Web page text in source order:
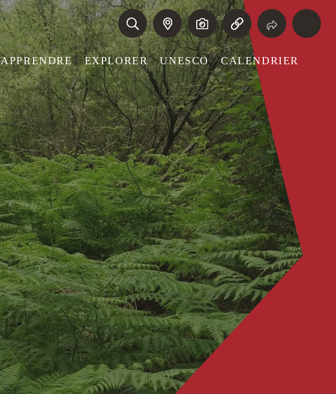
APPRENDRE EXPLORER UNESCO CALENDRIER